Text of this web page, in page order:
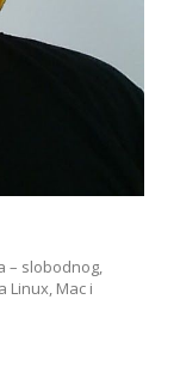
– slobodnog,
Mac i